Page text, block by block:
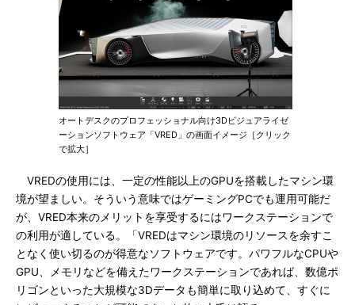
オートデスクのプロフェッショナル向け3Dビジュアライゼ
ーションソフトウェア「VRED」の画面イメージ［クリック
で拡大］
VREDの使用には、一定の性能以上のGPUを搭載したマシン環
境が望ましい。そういう意味ではゲーミングPCでも運用可能だ
が、VRED本来のメリットを享受するにはワークステーションで
の利用が適している。「VREDはマシン環境のリソースを余すこ
となく使い切るのが得意なソフトウェアです。パワフルなCPUや
GPU、メモリなどを備えたワークステーションであれば、数億ポ
リゴンといった大規模な3Dデータも簡単に取り込めて、すぐに